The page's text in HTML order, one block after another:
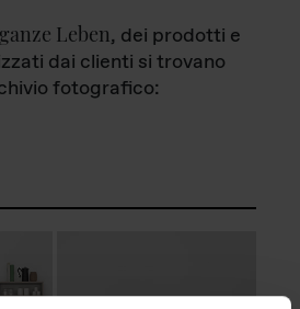
Leben, dei prodotti e
dai clienti si trovano
fotografico: